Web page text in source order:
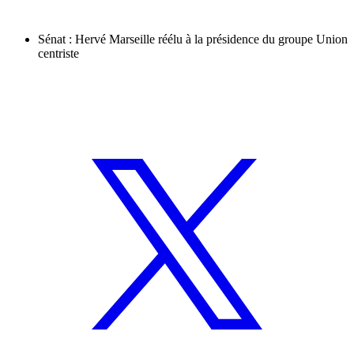
Sénat : Hervé Marseille réélu à la présidence du groupe Union
centriste